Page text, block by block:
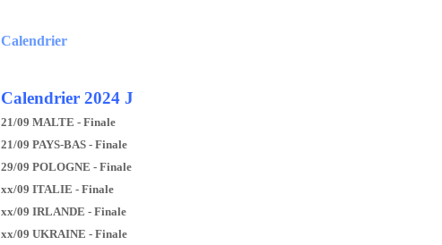
Calendrier
Calendrier 2024 J
21/09 MALTE - Finale
21/09 PAYS-BAS - Finale
29/09 POLOGNE - Finale
xx/09 ITALIE - Finale
xx/09 IRLANDE - Finale
xx/09 UKRAINE - Finale